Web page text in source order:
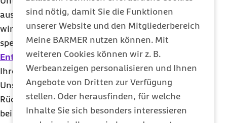
sind nötig, damit Sie die Funktionen
unserer Website und den Mitgliederbereich
Meine BARMER nutzen können. Mit
weiteren Cookies können wir z. B.
Werbeanzeigen personalisieren und Ihnen
Angebote von Dritten zur Verfügung
stellen. Oder herausfinden, für welche
Inhalte Sie sich besonders interessieren
aus Bewegung und Entspannung besonders
wirksam gegen Rückenschmerzen ist. Mithilfe von
speziellen Körpertechniken und
Entspannungsübungenkönnen Sie sich und
Ihrem Rücken etwas Gutes tun.
Unsere seelische Verfassung kann bei
Rückenschmerzen eine große Rolle spielen. Stress
bei der Arbeit oder im Privatleben kann dazu